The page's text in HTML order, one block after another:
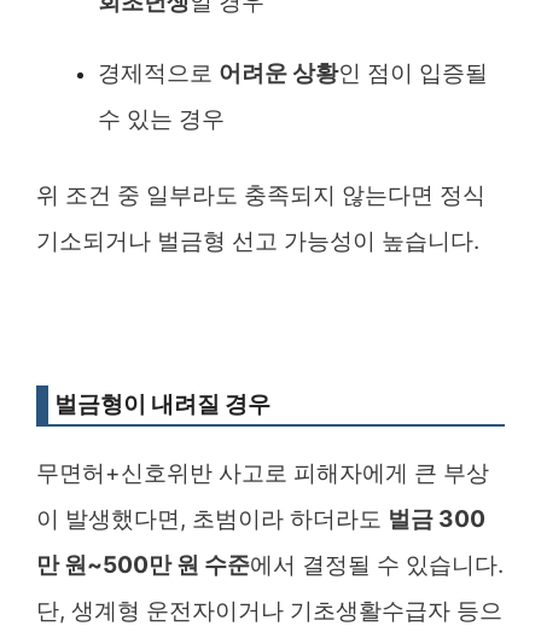
경제적으로 어려운 상황인 점이 입증될
수 있는 경우
위 조건 중 일부라도 충족되지 않는다면 정식
기소되거나 벌금형 선고 가능성이 높습니다.
벌금형이 내려질 경우
무면허+신호위반 사고로 피해자에게 큰 부상
이 발생했다면, 초범이라 하더라도 벌금 300
만 원~500만 원 수준에서 결정될 수 있습니다.
단, 생계형 운전자이거나 기초생활수급자 등으